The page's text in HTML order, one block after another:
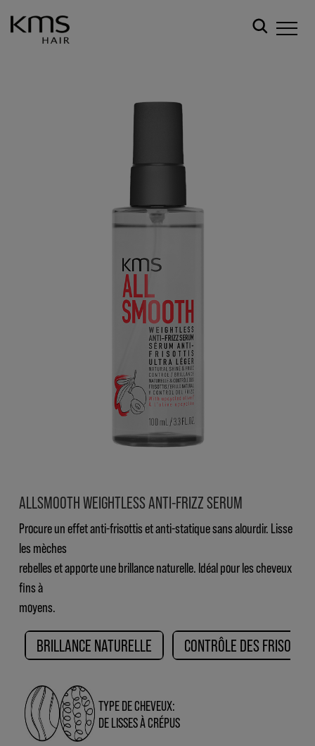
ALLSMOOTH WEIGHTLESS ANTI-FRIZZ SERUM
Procure un effet anti-frisottis et anti-statique sans alourdir. Lisse
les mèches
rebelles et apporte une brillance naturelle. Idéal pour les cheveux
fins à
moyens.
BRILLANCE NATURELLE CONTRÔLE DES FRISOTTIS
TYPE DE CHEVEUX:
DE LISSES À CRÉPUS